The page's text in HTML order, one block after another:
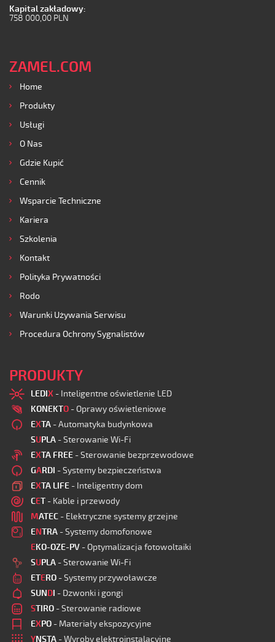
Kapital zakładowy:
758 000,00 PLN
ZAMEL.COM
Home
Produkty
Usługi
O Nas
Gdzie Kupić
Cennik
Wsparcie Techniczne
Kariera
Szkolenia
Kontakt
Polityka Prywatności
Rodo
Warunki Używania Serwisu
Procedura Ochrony Sygnalistów
PRODUKTY
LEDIX - Inteligentne oświetlenie LED
KONEKTO - Oprawy oświetleniowe
EXTA - Automatyka budynkowa
SUPLA - Sterowanie Wi-Fi
EXTA FREE - Sterowanie bezprzewodowe
GARDI - Systemy bezpieczeństwa
EXTA LIFE - Inteligentny dom
CET - Kable i przewody
MATEC - Elektryczne systemy grzejne
ENTRA - Systemy domofonowe
EKO-OZE-PV - Optymalizacja fotowoltaiki
SUPLA - Sterowanie Wi-Fi
ETERO - Systemy przywoławcze
SUNDI - Dzwonki i gongi
STIRO - Sterowanie radiowe
EXPO - Materiały ekspozycyjne
YNSTA - Wyroby elektroinstalacyjne